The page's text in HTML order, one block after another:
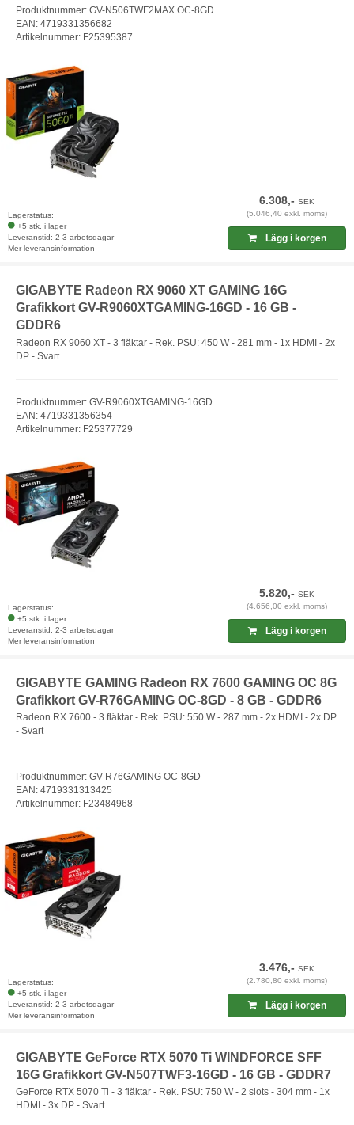
Produktnummer: GV-N506TWF2MAX OC-8GD
EAN: 4719331356682
Artikelnummer: F25395387
Lagerstatus:
+5 stk. i lager
Leveranstid: 2-3 arbetsdagar
Mer leveransinformation
6.308,-SEK
(5.046,40 exkl. moms)
Lägg i korgen
GIGABYTE Radeon RX 9060 XT GAMING 16G
Grafikkort GV-R9060XTGAMING-16GD - 16 GB -
GDDR6
Radeon RX 9060 XT - 3 fläktar - Rek. PSU: 450 W - 281 mm - 1x HDMI - 2x
DP - Svart
Produktnummer: GV-R9060XTGAMING-16GD
EAN: 4719331356354
Artikelnummer: F25377729
Lagerstatus:
+5 stk. i lager
Leveranstid: 2-3 arbetsdagar
Mer leveransinformation
5.820,-SEK
(4.656,00 exkl. moms)
Lägg i korgen
GIGABYTE GAMING Radeon RX 7600 GAMING OC 8G
Grafikkort GV-R76GAMING OC-8GD - 8 GB - GDDR6
Radeon RX 7600 - 3 fläktar - Rek. PSU: 550 W - 287 mm - 2x HDMI - 2x DP
- Svart
Produktnummer: GV-R76GAMING OC-8GD
EAN: 4719331313425
Artikelnummer: F23484968
Lagerstatus:
+5 stk. i lager
Leveranstid: 2-3 arbetsdagar
Mer leveransinformation
3.476,-SEK
(2.780,80 exkl. moms)
Lägg i korgen
GIGABYTE GeForce RTX 5070 Ti WINDFORCE SFF
16G Grafikkort GV-N507TWF3-16GD - 16 GB - GDDR7
GeForce RTX 5070 Ti - 3 fläktar - Rek. PSU: 750 W - 2 slots - 304 mm - 1x
HDMI - 3x DP - Svart